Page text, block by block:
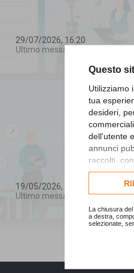
Questo
Utilizziamo
tua
desideri,
dell'utente
annunci
raccolti,
Consulta
La chiusura
a destra,
selezionate,
29/07/2026, 16:20
Ultimo messaggio
19/05/2026, 16:43
Ultimo messaggio